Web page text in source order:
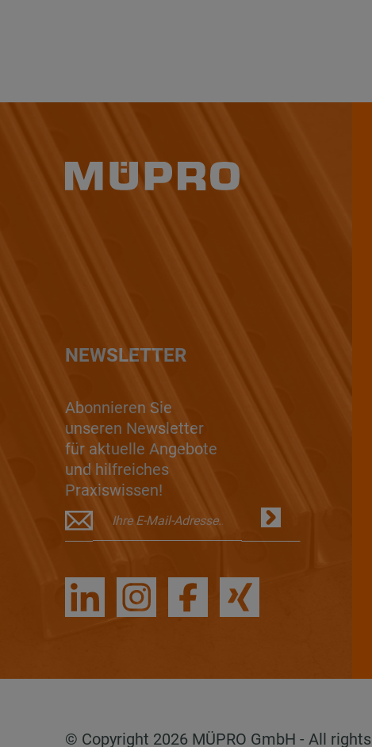
NEWSLETTER
Abonnieren Sie
unseren Newsletter
für aktuelle Angebote
und hilfreiches
Praxiswissen!
© Copyright 2026 MÜPRO GmbH - All rights